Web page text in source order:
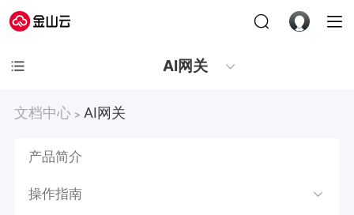
AI网关
文档中心 > AI网关
产品简介
操作指南